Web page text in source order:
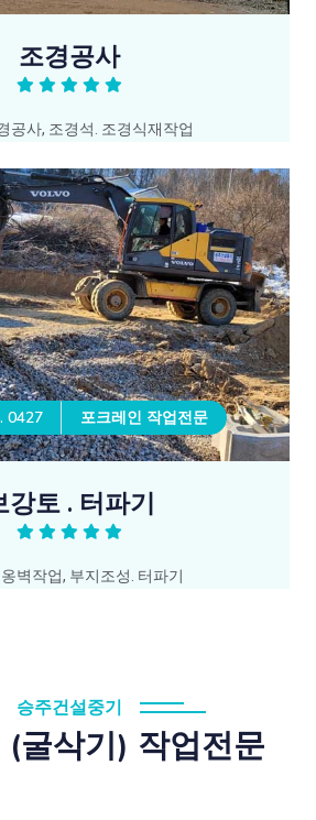
조경공사
공사, 조경석. 조경식재작업
0427 포크레인 작업전문
강토 . 터파기
벽작업, 부지조성. 터파기
승주건설중기
(굴삭기) 작업전문